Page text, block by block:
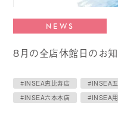
NEWS
8月の全店休館日のお
#INSEA恵比寿店 #INSEA
#INSEA六本木店
#INSEA